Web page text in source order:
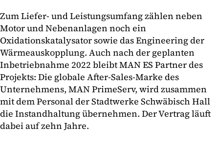
Zum Liefer- und Leistungsumfang zählen neben
Motor und Nebenanlagen noch ein
Oxidationskatalysator sowie das Engineering der
Wärmeauskopplung. Auch nach der geplanten
Inbetriebnahme 2022 bleibt MAN ES Partner des
Projekts: Die globale After-Sales-Marke des
Unternehmens, MAN PrimeServ, wird zusammen
mit dem Personal der Stadtwerke Schwäbisch Hall
die Instandhaltung übernehmen. Der Vertrag läuft
dabei auf zehn Jahre.